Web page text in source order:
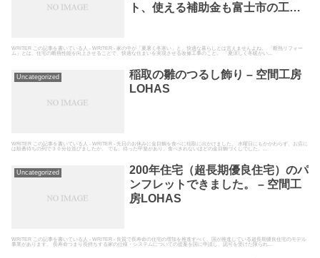
ト、使える補助金も富士市の工務
WRITER この記事を書いている人 - WRITER - 家の中が「夏暑く冬寒い」と、快適な暮らしとは言えませんよね。 「断熱リフォー
ム」とは、住宅の断熱性能を向上させることで、快適な住まいを実現させる改修工事のこと。 「夏涼しく冬暖かい...
Uncategorized
稲取の雛のつるし飾り – 空間工房
LOHAS
WRITER この記事を書いている人 - WRITER - 先日のお休みに金目鯛を食べに稲取に出かけました。 水曜日にもかかわらず、お店に
は順番待ちの列で３０分位並びましたか。 でも、待った甲斐があり、食べきれないほどの金目鯛づくしでした。...
Uncategorized
200年住宅（超長期優良住宅）のパ
ンフレットできました。 – 空間工
房LOHAS
WRITER この記事を書いている人 - WRITER - 良質で長寿命の住宅の増加を推進すべく、国が推進している超長期優良住宅のモデル
事業があります。 長寿命つまり長持ちする家の仕様・システムについての提案を国に申請し、認可を受けた限られ...